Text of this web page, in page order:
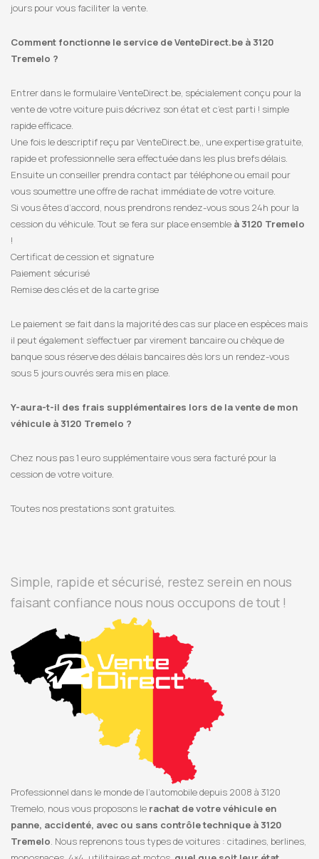
jours pour vous faciliter la vente.
Comment fonctionne le service de VenteDirect.be à 3120
Tremelo ?
Entrer dans le formulaire VenteDirect.be, spécialement conçu pour la
vente de votre voiture puis décrivez son état et c’est parti ! simple
rapide efficace.
Une fois le descriptif reçu par VenteDirect.be,, une expertise gratuite,
rapide et professionnelle sera effectuée dans les plus brefs délais.
Ensuite un conseiller prendra contact par téléphone ou email pour
vous soumettre une offre de rachat immédiate de votre voiture.
Si vous êtes d’accord, nous prendrons rendez-vous sous 24h pour la
cession du véhicule. Tout se fera sur place ensemble à 3120 Tremelo
!
Certificat de cession et signature
Paiement sécurisé
Remise des clés et de la carte grise
Le paiement se fait dans la majorité des cas sur place en espèces mais
il peut également s’effectuer par virement bancaire ou chèque de
banque sous réserve des délais bancaires dès lors un rendez-vous
sous 5 jours ouvrés sera mis en place.
Y-aura-t-il des frais supplémentaires lors de la vente de mon
véhicule à 3120 Tremelo ?
Chez nous pas 1 euro supplémentaire vous sera facturé pour la
cession de votre voiture.
Toutes nos prestations sont gratuites.
Simple, rapide et sécurisé, restez serein en nous
faisant confiance nous nous occupons de tout !
Professionnel dans le monde de l’automobile depuis 2008 à 3120
Tremelo, nous vous proposons le rachat de votre véhicule en
panne, accidenté, avec ou sans contrôle technique à 3120
Tremelo. Nous reprenons tous types de voitures : citadines, berlines,